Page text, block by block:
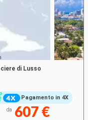
Pagamento in 4X
di Lusso
da 607 €